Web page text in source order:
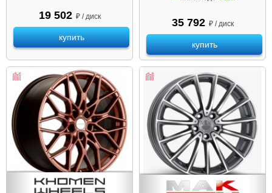
19 502 ₽ / диск
купить
35 792 ₽ / диск
купить